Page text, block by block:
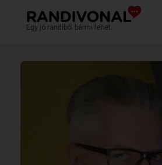
Egy jó randiból bármi lehet.